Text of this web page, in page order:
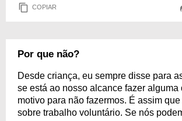
COPIAR
Por que não?
Desde criança, eu sempre disse para
se está ao nosso alcance fazer alguma
motivo para não fazermos. É assim
sobre trabalho voluntário. Se nós